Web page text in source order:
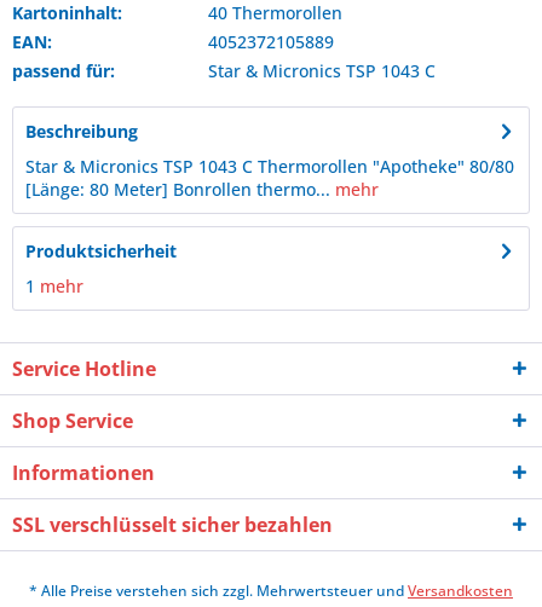
Kartoninhalt:
40 Thermorollen
EAN:
4052372105889
passend für:
Star & Micronics TSP 1043 C
Beschreibung
Star & Micronics TSP 1043 C Thermorollen "Apotheke" 80/80
[Länge: 80 Meter] Bonrollen thermo... mehr
Produktsicherheit
1 mehr
Service Hotline
Shop Service
Informationen
SSL verschlüsselt sicher bezahlen
* Alle Preise verstehen sich zzgl. Mehrwertsteuer undVersandkosten